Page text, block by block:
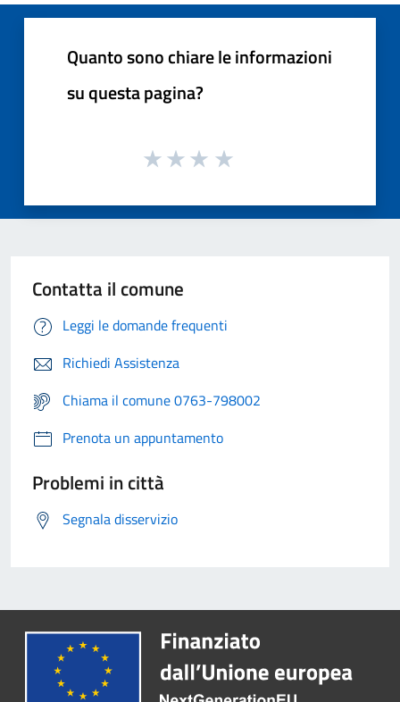
Quanto sono chiare le informazioni
su questa pagina?
Contatta il comune
Leggi le domande frequenti
Richiedi Assistenza
Chiama il comune 0763-798002
Prenota un appuntamento
Problemi in città
Segnala disservizio